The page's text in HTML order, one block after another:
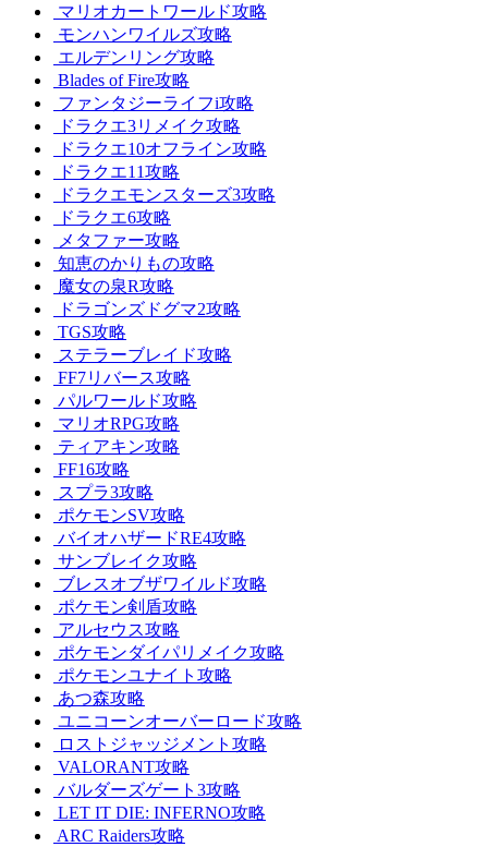
マリオカートワールド攻略
モンハンワイルズ攻略
エルデンリング攻略
Blades of Fire攻略
ファンタジーライフi攻略
ドラクエ3リメイク攻略
ドラクエ10オフライン攻略
ドラクエ11攻略
ドラクエモンスターズ3攻略
ドラクエ6攻略
メタファー攻略
知恵のかりもの攻略
魔女の泉R攻略
ドラゴンズドグマ2攻略
TGS攻略
ステラーブレイド攻略
FF7リバース攻略
パルワールド攻略
マリオRPG攻略
ティアキン攻略
FF16攻略
スプラ3攻略
ポケモンSV攻略
バイオハザードRE4攻略
サンブレイク攻略
ブレスオブザワイルド攻略
ポケモン剣盾攻略
アルセウス攻略
ポケモンダイパリメイク攻略
ポケモンユナイト攻略
あつ森攻略
ユニコーンオーバーロード攻略
ロストジャッジメント攻略
VALORANT攻略
バルダーズゲート3攻略
LET IT DIE: INFERNO攻略
ARC Raiders攻略